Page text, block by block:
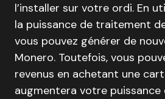
l’installer sur votre ordi. En
la puissance de traitement
vous pouvez générer de
Monero. Toutefois, vous
revenus en achetant une
augmentera votre puissance